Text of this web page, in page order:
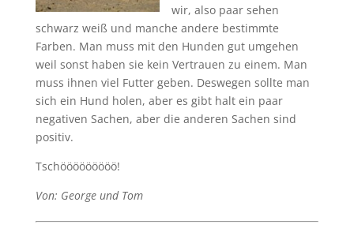
wir, also paar sehen
schwarz weiß und manche andere bestimmte
Farben. Man muss mit den Hunden gut umgehen
weil sonst haben sie kein Vertrauen zu einem. Man
muss ihnen viel Futter geben. Deswegen sollte man
sich ein Hund holen, aber es gibt halt ein paar
negativen Sachen, aber die anderen Sachen sind
positiv.
Tschööööööööö!
Von: George und Tom